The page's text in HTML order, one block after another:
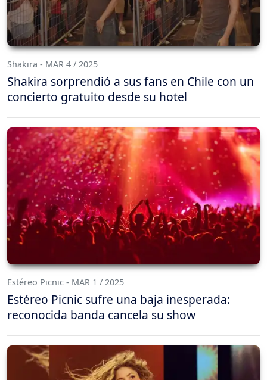
Shakira - MAR 4 / 2025
Shakira sorprendió a sus fans en Chile con un
concierto gratuito desde su hotel
Estéreo Picnic - MAR 1 / 2025
Estéreo Picnic sufre una baja inesperada:
reconocida banda cancela su show